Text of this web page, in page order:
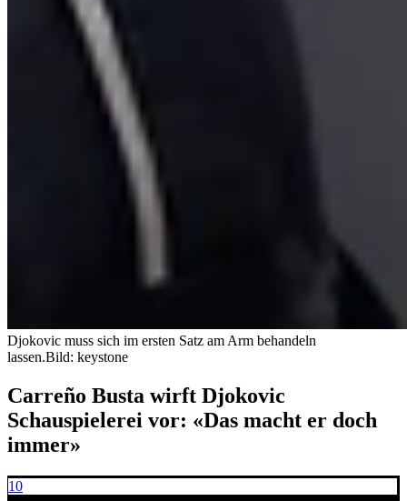
Djokovic muss sich im ersten Satz am Arm behandeln
lassen.Bild: keystone
Carreño Busta wirft Djokovic
Schauspielerei vor: «Das macht er doch
immer»
10